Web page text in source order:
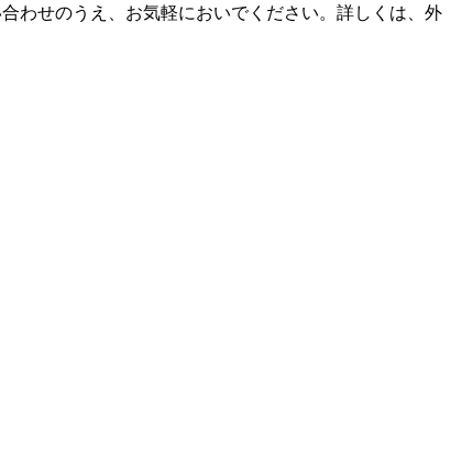
わせのうえ、お気軽においでください。詳しくは、外